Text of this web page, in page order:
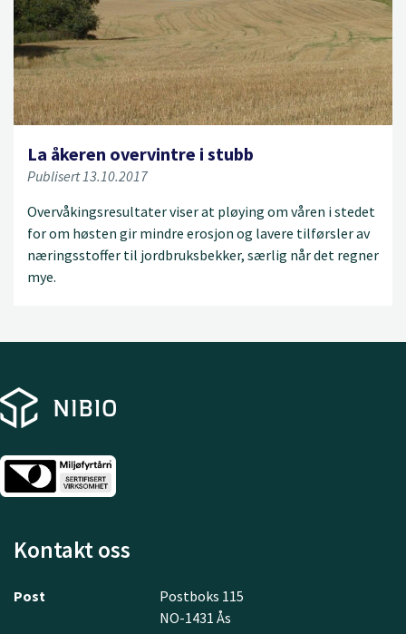
La åkeren overvintre i stubb
Publisert 13.10.2017
Overvåkingsresultater viser at pløying om våren i stedet
for om høsten gir mindre erosjon og lavere tilførsler av
næringsstoffer til jordbruksbekker, særlig når det regner
mye.
Kontakt oss
Post
Postboks 115
NO-1431 Ås